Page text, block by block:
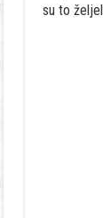
su to